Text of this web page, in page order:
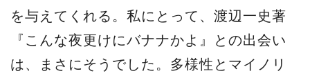
を与えてくれる。私にとって、渡辺一史著
『こんな夜更けにバナナかよ』との出会い
は、まさにそうでした。多様性とマイノリ